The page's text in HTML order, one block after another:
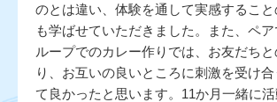
のとは違い、体験を通して実感するこ
も学ばせていただきました。また、ペ
ループでのカレー作りでは、お友だちと
り、お互いの良いところに刺激を受け
て良かったと思います。11か月一緒に活